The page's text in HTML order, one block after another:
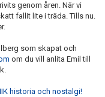
genom åren. När vi
fallit lite i träda. Tills nu.
som skapat och
om du vill anlita Emil till
historia och nostalgi!